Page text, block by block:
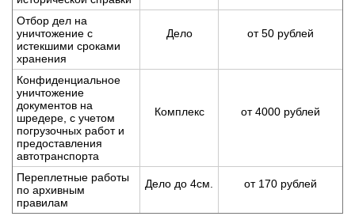
Отбор дел на
уничтожение с
истекшими сроками
хранения
Дело от 50 рублей
Конфиденциальное
уничтожение
документов на
шредере, с учетом
погрузочных работ и
предоставления
автотранспорта
Комплекс от 4000 рублей
Переплетные работы
по архивным
правилам
Дело до 4см. от 170 рублей